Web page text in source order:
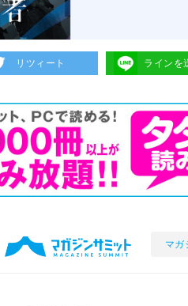
リツィート ラインを
マガ